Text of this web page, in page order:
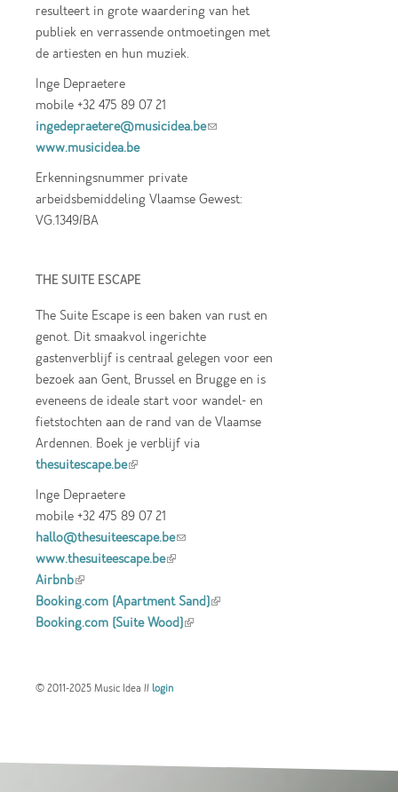
resulteert in grote waardering van het
publiek en verrassende ontmoetingen met
de artiesten en hun muziek.
Inge Depraetere
mobile +32 475 89 07 21
ingedepraetere@musicidea.be(link sends e-
www.musicidea.be
Erkenningsnummer private
arbeidsbemiddeling Vlaamse Gewest:
VG.1349/BA
THE SUITE ESCAPE
The Suite Escape is een baken van rust en
genot. Dit smaakvol ingerichte
gastenverblijf is centraal gelegen voor een
bezoek aan Gent, Brussel en Brugge en is
eveneens de ideale start voor wandel- en
fietstochten aan de rand van de Vlaamse
Ardennen. Boek je verblijf via
thesuitescape.be(link is external)
Inge Depraetere
mobile +32 475 89 07 21
hallo@thesuiteescape.be(link sends e-mail)
www.thesuiteescape.be(link is external)
Airbnb(link is external)
Booking.com (Apartment Sand)(link is
Booking.com (Suite Wood)(link is external)
© 2011-2025 Music Idea //login